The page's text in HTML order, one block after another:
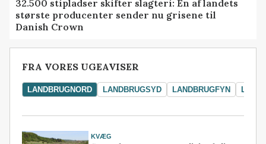
32.500 stipladser skifter slagteri: En af landets
største producenter sender nu grisene til
Danish Crown
FRA VORES UGEAVISER
LANDBRUGNORD LANDBRUGSYD LANDBRUGFYN
KVÆG